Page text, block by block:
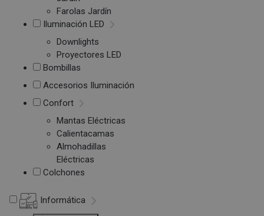
Farolas Jardín
Iluminación LED
Downlights
Proyectores LED
Bombillas
Accesorios Iluminación
Confort
Mantas Eléctricas
Calientacamas
Almohadillas
Eléctricas
Colchones
Informática